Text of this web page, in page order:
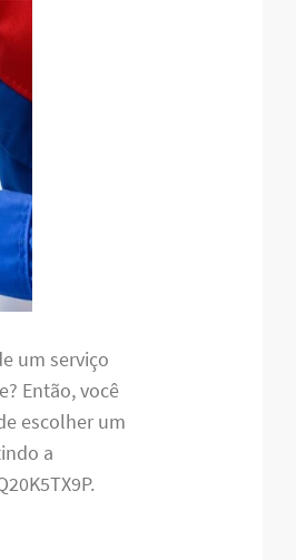
um serviço
Então, você
escolher um
a